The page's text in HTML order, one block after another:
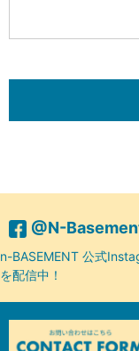
@N-
n-BASEMENT 公式
を配信中！